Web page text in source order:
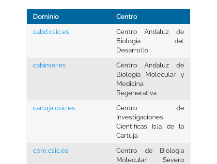
Dominio
Centro
cabd.csic.es
Centro Andaluz de
Biología del
Desarrollo
cabimer.es
Centro Andaluz de
Biología Molecular y
Medicina
Regenerativa
cartuja.csic.es
Centro de
Investigaciones
Cientifícas Isla de la
Cartuja
cbm.csic.es
Centro de Biologia
Molecular Severo